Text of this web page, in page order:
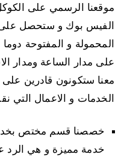
موقعنا الرسمي على
الفيس بوك و ستحصل على
المحمولة و المفتوحة دوما
على مدار الساعة ومدار
معنا ستكونون قادرين
الخدمات و الاعمال التي
خصصنا قسم مختص
خدمة مميزة و هي الرد